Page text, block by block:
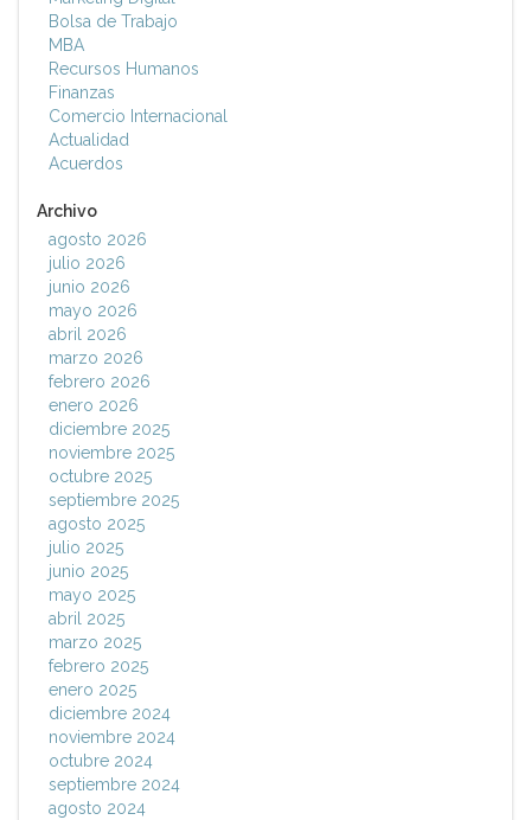
Bolsa de Trabajo
MBA
Recursos Humanos
Finanzas
Comercio Internacional
Actualidad
Acuerdos
Archivo
agosto 2026
julio 2026
junio 2026
mayo 2026
abril 2026
marzo 2026
febrero 2026
enero 2026
diciembre 2025
noviembre 2025
octubre 2025
septiembre 2025
agosto 2025
julio 2025
junio 2025
mayo 2025
abril 2025
marzo 2025
febrero 2025
enero 2025
diciembre 2024
noviembre 2024
octubre 2024
septiembre 2024
agosto 2024